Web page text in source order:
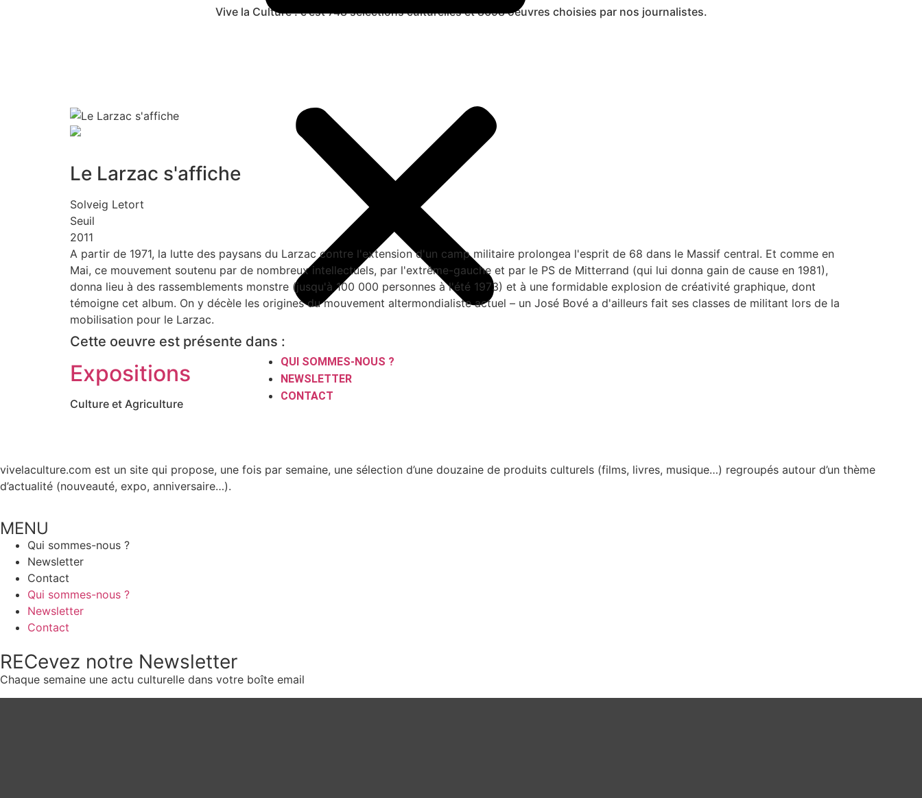
Vive la Culture ! c'est 748 sélections culturelles et 8698 oeuvres choisies par nos journalistes.
QUI SOMMES-NOUS ?
NEWSLETTER
CONTACT
Le Larzac s'affiche
Solveig Letort
Seuil
2011
A partir de 1971, la lutte des paysans du Larzac contre l'extension d'un camp militaire prolongea l'esprit de 68 dans le Massif central. Et comme en
Mai, ce mouvement soutenu par de nombreux intellectuels, par l'extrême-gauche et par le PS de Mitterrand (qui lui donna gain de cause en 1981),
donna lieu à des rassemblements monstre (jusqu'à 100 000 personnes à l'été 1973) et à une formidable explosion de créativité graphique, dont
témoigne cet album. On y décèle les origines du mouvement altermondialiste actuel – un José Bové a d'ailleurs fait ses classes de militant lors de la
mobilisation pour le Larzac.
Cette oeuvre est présente dans :
Expositions
Culture et Agriculture
vivelaculture.com est un site qui propose, une fois par semaine, une sélection d’une douzaine de produits culturels (films, livres, musique…) regroupés autour d’un thème
d’actualité (nouveauté, expo, anniversaire…).
MENU
Qui sommes-nous ?
Newsletter
Contact
Qui sommes-nous ?
Newsletter
Contact
RECevez notre Newsletter
Chaque semaine une actu culturelle dans votre boîte email